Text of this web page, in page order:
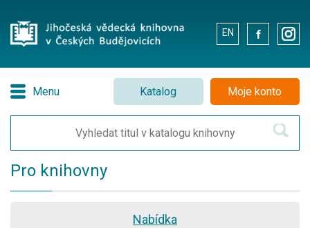
EN . .
Menu Katalog Moje konto
Pro knihovny
Nabídka